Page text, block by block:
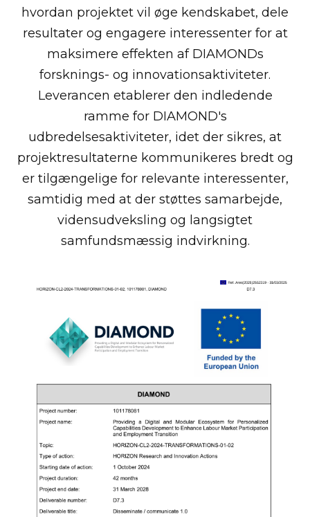
hvordan projektet vil øge kendskabet, dele
resultater og engagere interessenter for at
maksimere effekten af DIAMONDs
forsknings- og innovationsaktiviteter.
Leverancen etablerer den indledende
ramme for DIAMOND's
udbredelsesaktiviteter, idet der sikres, at
projektresultaterne kommunikeres bredt og
er tilgængelige for relevante interessenter,
samtidig med at der støttes samarbejde,
vidensudveksling og langsigtet
samfundsmæssig indvirkning.